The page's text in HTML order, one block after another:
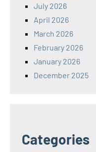
July 2026
April 2026
March 2026
February 2026
January 2026
December 2025
Categories